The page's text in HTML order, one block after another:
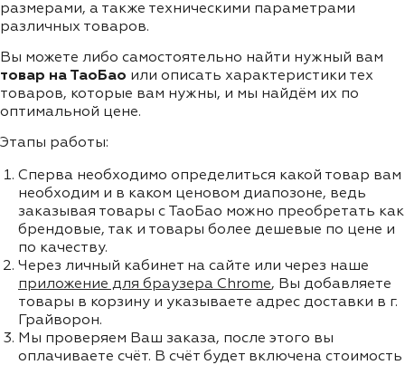
размерами, а также техническими параметрами
различных товаров.
Вы можете либо самостоятельно найти нужный вам
товар на ТаоБао или описать характеристики тех
товаров, которые вам нужны, и мы найдём их по
оптимальной цене.
Этапы работы:
Сперва необходимо определиться какой товар вам
необходим и в каком ценовом диапозоне, ведь
заказывая товары с ТаоБао можно преобретать как
брендовые, так и товары более дешевые по цене и
по качеству.
Через личный кабинет на сайте или через наше
приложение для браузера Chrome, Вы добавляете
товары в корзину и указываете адрес доставки в г.
Грайворон.
Мы проверяем Ваш заказа, после этого вы
оплачиваете счёт. В счёт будет включена стоимость